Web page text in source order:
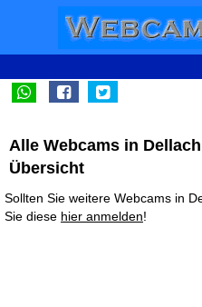
Alle Webcams in
Übersicht
Sollten Sie weitere Webcams in
Sie diese hier anmelden!